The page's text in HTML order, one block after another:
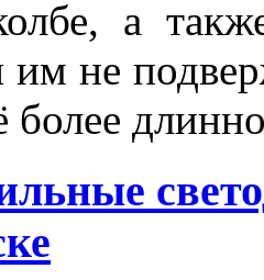
а
им не
более